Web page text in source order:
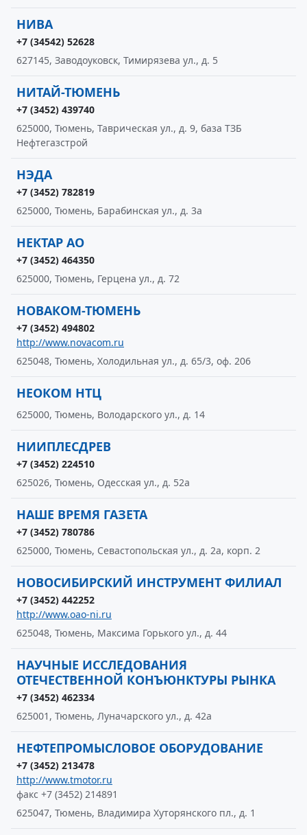
НИВА
+7 (34542) 52628
627145, Заводоуковск, Тимирязева ул., д. 5
НИТАЙ-ТЮМЕНЬ
+7 (3452) 439740
625000, Тюмень, Таврическая ул., д. 9, база ТЗБ
Нефтегазстрой
НЭДА
+7 (3452) 782819
625000, Тюмень, Барабинская ул., д. 3а
НЕКТАР АО
+7 (3452) 464350
625000, Тюмень, Герцена ул., д. 72
НОВАКОМ-ТЮМЕНЬ
+7 (3452) 494802
http://www.novacom.ru
625048, Тюмень, Холодильная ул., д. 65/3, оф. 206
НЕОКОМ НТЦ
625000, Тюмень, Володарского ул., д. 14
НИИПЛЕСДРЕВ
+7 (3452) 224510
625026, Тюмень, Одесская ул., д. 52а
НАШЕ ВРЕМЯ ГАЗЕТА
+7 (3452) 780786
625000, Тюмень, Севастопольская ул., д. 2а, корп. 2
НОВОСИБИРСКИЙ ИНСТРУМЕНТ ФИЛИАЛ
+7 (3452) 442252
http://www.oao-ni.ru
625048, Тюмень, Максима Горького ул., д. 44
НАУЧНЫЕ ИССЛЕДОВАНИЯ
ОТЕЧЕСТВЕННОЙ КОНЪЮНКТУРЫ РЫНКА
+7 (3452) 462334
625001, Тюмень, Луначарского ул., д. 42а
НЕФТЕПРОМЫСЛОВОЕ ОБОРУДОВАНИЕ
+7 (3452) 213478
http://www.tmotor.ru
факс +7 (3452) 214891
625047, Тюмень, Владимира Хуторянского пл., д. 1